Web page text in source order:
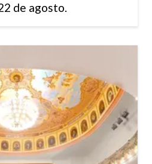
de agosto.